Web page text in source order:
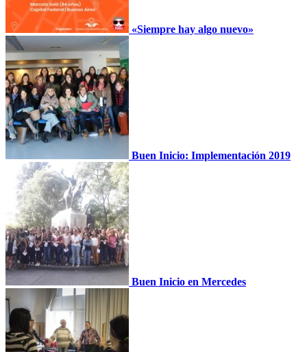
«Siempre hay algo nuevo»
Buen Inicio: Implementación 2019
Buen Inicio en Mercedes